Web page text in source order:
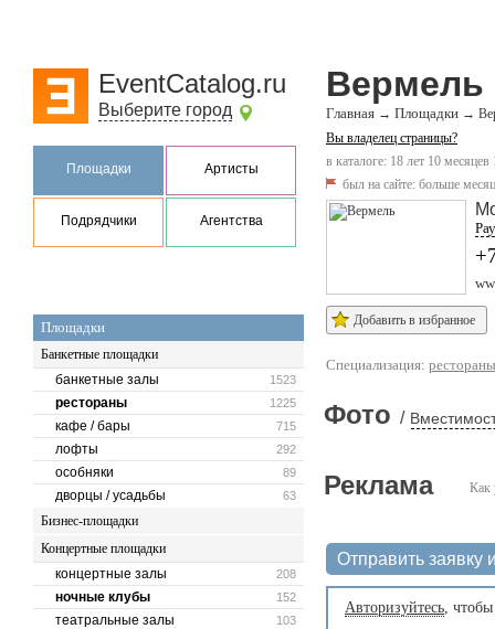
EventCatalog.ru
Выберите город
Площадки Артисты
Подрядчики Агентства
Площадки
Банкетные площадки
1523
банкетные залы
1225
рестораны
715
кафе / бары
292
лофты
89
особняки
63
дворцы / усадьбы
Бизнес-площадки
Концертные площадки
208
концертные залы
152
ночные клубы
103
театральные залы
Вермель
Главная → Площадки →
Вы владелец страницы?
в каталоге: 18 лет 10 месяцев
был на сайте: больше
Добавить в избранное
Специализация: рестораны
Фото /
Как
Реклама
Отправить заявку
Авторизуйтесь,